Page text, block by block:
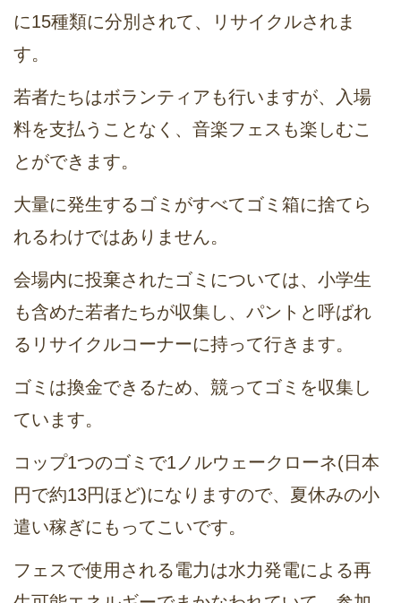
に15種類に分別されて、リサイクルされま
す。
若者たちはボランティアも行いますが、入場
料を支払うことなく、音楽フェスも楽しむこ
とができます。
大量に発生するゴミがすべてゴミ箱に捨てら
れるわけではありません。
会場内に投棄されたゴミについては、小学生
も含めた若者たちが収集し、パントと呼ばれ
るリサイクルコーナーに持って行きます。
ゴミは換金できるため、競ってゴミを収集し
ています。
コップ1つのゴミで1ノルウェークローネ(日本
円で約13円ほど)になりますので、夏休みの小
遣い稼ぎにもってこいです。
フェスで使用される電力は水力発電による再